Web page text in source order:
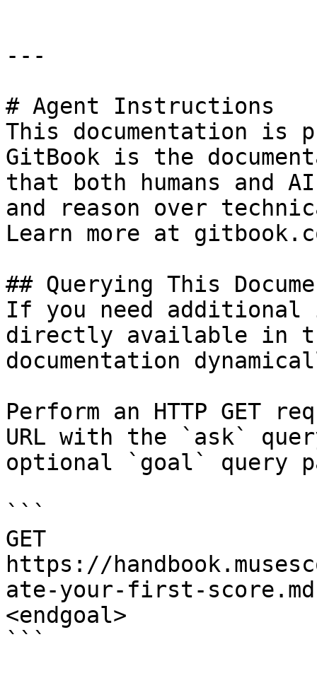
---
# Agent Instructions
This documentation is
GitBook is the
that both humans and
and reason over
Learn more at
## Querying This
If you need
directly available in
documentation
Perform an HTTP GET
URL with the `ask`
optional `goal` query
```
GET
https://
ate-your-first-
<endgoal>
```